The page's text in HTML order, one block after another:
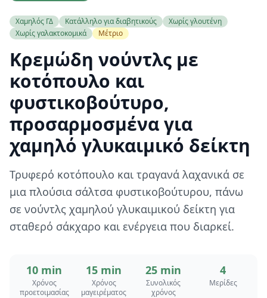
Χαμηλός ΓΔ Κατάλληλο για διαβητικούς
Χωρίς γλουτένη
Χωρίς γαλακτοκομικά
Μέτριο
Κρεμώδη νούντλς με
κοτόπουλο και
φυστικοβούτυρο,
προσαρμοσμένα για
χαμηλό γλυκαιμικό δείκτη
Τρυφερό κοτόπουλο και τραγανά λαχανικά σε
μια πλούσια σάλτσα φυστικοβούτυρου, πάνω
σε νούντλς χαμηλού γλυκαιμικού δείκτη για
σταθερό σάκχαρο και ενέργεια που διαρκεί.
10 min
Χρόνος
προετοιμασίας
15 min
Χρόνος
μαγειρέματος
25 min
Συνολικός
χρόνος
4
Μερίδες